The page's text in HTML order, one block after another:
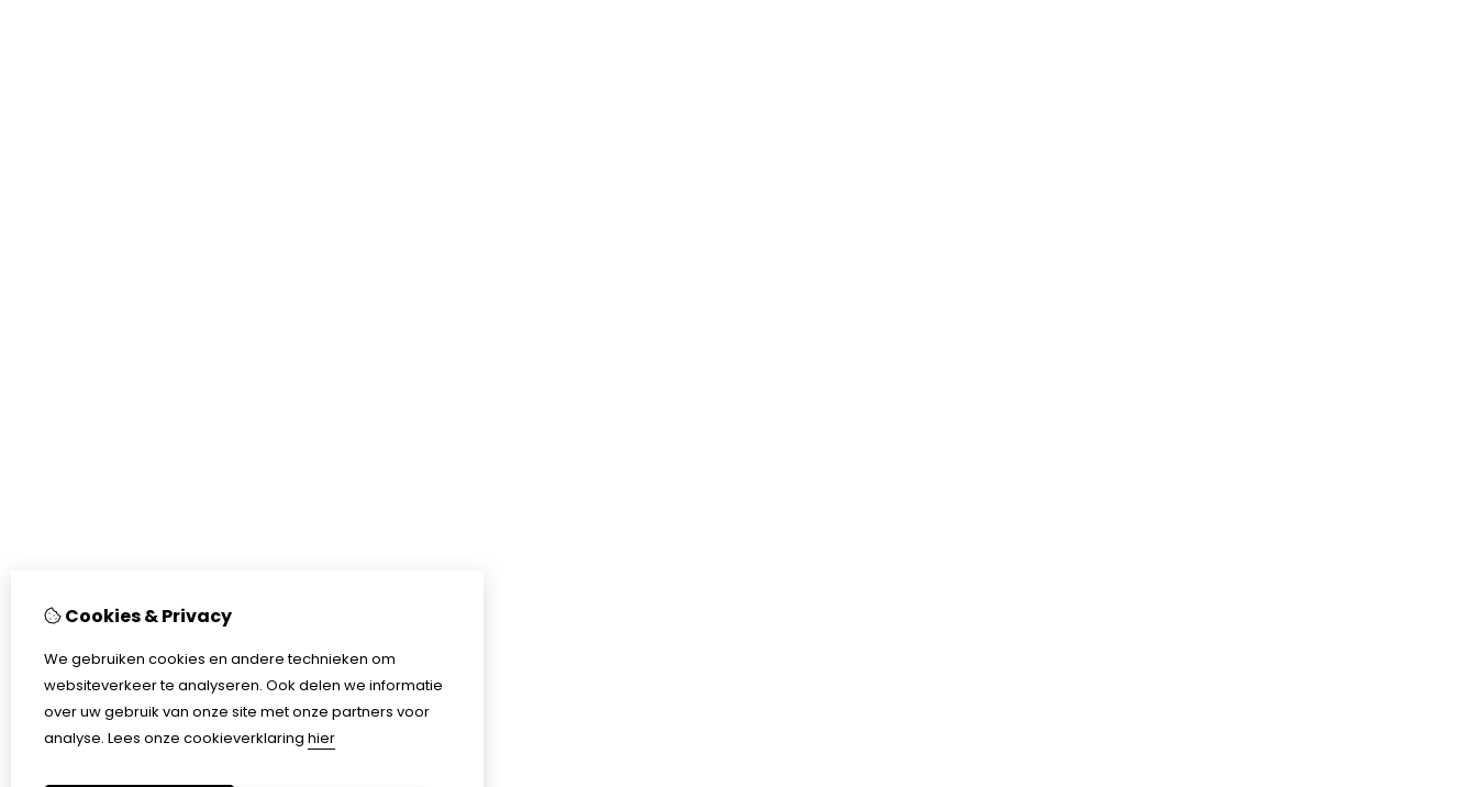
Cookies & Privacy
We gebruiken cookies en andere technieken om
websiteverkeer te analyseren. Ook delen we informatie
over uw gebruik van onze site met onze partners voor
analyse. Lees onze cookieverklaring hier